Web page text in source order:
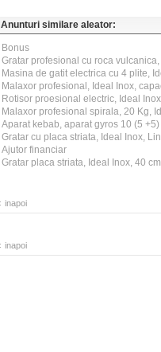
Anunturi similare aleator:
Bonus
Gratar profesional cu roca
Masina de gatit electrica cu 4 plite,
Malaxor profesional, Ideal Inox,
Rotisor proesional electric, Ideal
Malaxor profesional spirala, 20 Kg,
Aparat kebab, aparat gyros 10 (5
Gratar cu placa striata, Ideal Inox,
Ajutor financiar
Gratar placa striata, Ideal Inox, 40
inapoi
inapoi